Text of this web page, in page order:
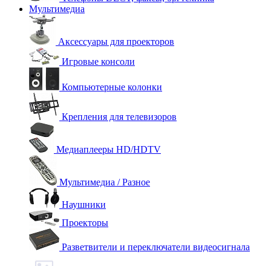
Мультимедиа
Аксессуары для проекторов
Игровые консоли
Компьютерные колонки
Крепления для телевизоров
Медиаплееры HD/HDTV
Мультимедиа / Разное
Наушники
Проекторы
Разветвители и переключатели видеосигнала